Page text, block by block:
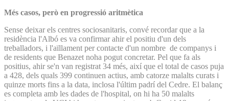
Més casos, però en progressió aritmètica
Sense deixar els centres sociosanitaris, convé recordar que a la
residència l'Albó es va confirmar ahir el positiu d'un dels
treballadors, i l'aïllament per contacte d'un nombre de companys i
de residents que Benazet noha pogut concretar. Pel que fa als
positius, ahir se'n van registrat 34 més, així que el total de casos puja
a 428, dels quals 399 continuen actius, amb catorze malalts curats i
quinze morts fins a la data, inclosa l'últim padrí del Cedre. El balanç
es completa amb les dades de l'hospital, on hi ha 50 malalts